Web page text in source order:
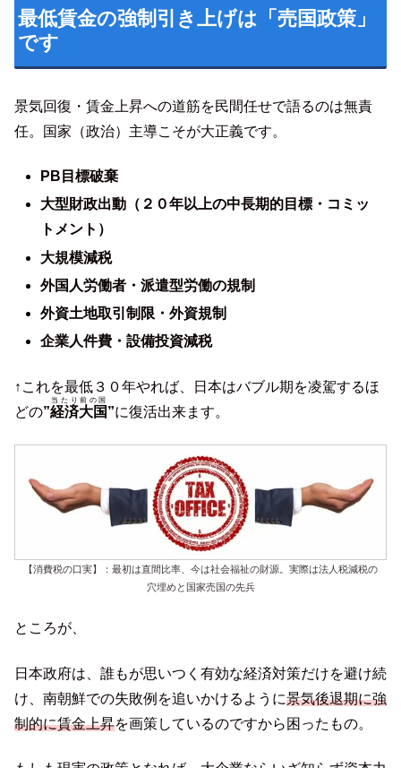
最低賃金の強制引き上げは「売国政策」
です
景気回復・賃金上昇への道筋を民間任せで語るのは無責
任。国家（政治）主導こそが大正義です。
PB目標破棄
大型財政出動（２０年以上の中長期的目標・コミッ
トメント）
大規模減税
外国人労働者・派遣型労働の規制
外資土地取引制限・外資規制
企業人件費・設備投資減税
↑これを最低３０年やれば、日本はバブル期を凌駕するほ
どの”経済大国
当たり前の国
”に復活出来ます。
【消費税の口実】：最初は直間比率、今は社会福祉の財源。実際は法人税減税の
穴埋めと国家売国の先兵
ところが、
日本政府は、誰もが思いつく有効な経済対策だけを避け続
け、南朝鮮での失敗例を追いかけるように景気後退期に強
制的に賃金上昇を画策しているのですから困ったもの。